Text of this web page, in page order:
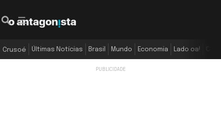
Crusoé Últimas Notícias Brasil Mundo Economia Lado oa!